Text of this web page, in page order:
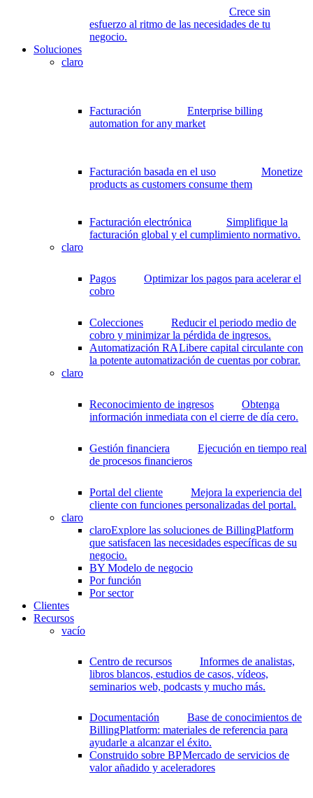
Crece sin
esfuerzo al ritmo de las necesidades de tu
negocio.
Soluciones
claro
Facturación
Enterprise billing
automation for any market
Facturación basada en el uso
Monetize
products as customers consume them
Facturación electrónica
Simplifique la
facturación global y el cumplimiento normativo.
claro
Pagos
Optimizar los pagos para acelerar el
cobro
Colecciones
Reducir el periodo medio de
cobro y minimizar la pérdida de ingresos.
Automatización RALibere capital circulante con
la potente automatización de cuentas por cobrar.
claro
Reconocimiento de ingresos
Obtenga
información inmediata con el cierre de día cero.
Gestión financiera
Ejecución en tiempo real
de procesos financieros
Portal del cliente
Mejora la experiencia del
cliente con funciones personalizadas del portal.
claro
claroExplore las soluciones de BillingPlatform
que satisfacen las necesidades específicas de su
negocio.
BY Modelo de negocio
Por función
Por sector
Clientes
Recursos
vacío
Centro de recursos
Informes de analistas,
libros blancos, estudios de casos, vídeos,
seminarios web, podcasts y mucho más.
Documentación
Base de conocimientos de
BillingPlatform: materiales de referencia para
ayudarle a alcanzar el éxito.
Construido sobre BPMercado de servicios de
valor añadido y aceleradores